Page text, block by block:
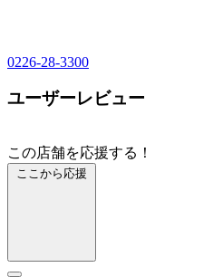
0226-28-3300
ユーザーレビュー
この店舗を応援する！
ここから応援